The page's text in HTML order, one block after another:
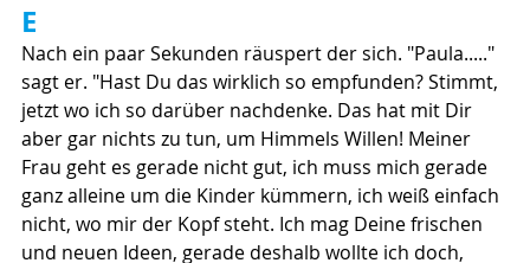
E
Nach ein paar Sekunden räuspert der sich. "Paula....."
sagt er. "Hast Du das wirklich so empfunden? Stimmt,
jetzt wo ich so darüber nachdenke. Das hat mit Dir
aber gar nichts zu tun, um Himmels Willen! Meiner
Frau geht es gerade nicht gut, ich muss mich gerade
ganz alleine um die Kinder kümmern, ich weiß einfach
nicht, wo mir der Kopf steht. Ich mag Deine frischen
und neuen Ideen, gerade deshalb wollte ich doch,